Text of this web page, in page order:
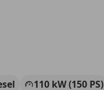
110 kW (150 PS)